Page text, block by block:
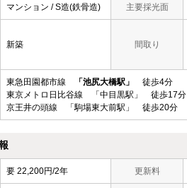
マンション / S造(鉄骨造) 主要採光面
新築 間取り
東急田園都市線 「池尻大橋駅」
徒歩4分
東京メトロ日比谷線 「中目黒駅」 徒歩17分
京王井の頭線 「駒場東大前駅」 徒歩20分
要 22,200円/2年 更新料